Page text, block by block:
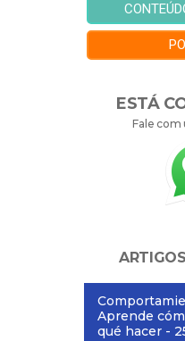
ESTÁ
Fale com
Aprende
qué hacer -